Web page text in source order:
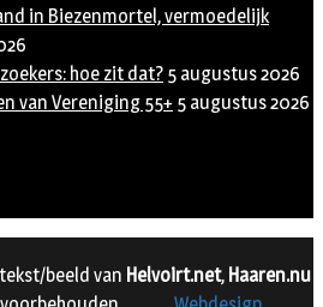
in Biezenmortel, vermoedelijk
hoe zit dat? 5 augustus 2026
van Vereniging 55+ 5 augustus 2026
beeld van Helvoirt.net, Haaren.nu